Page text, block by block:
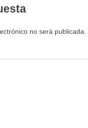
no será publicada.